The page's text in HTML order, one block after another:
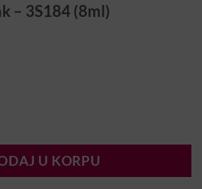
– 3S184 (8ml)
(8ml) količina
U KORPU